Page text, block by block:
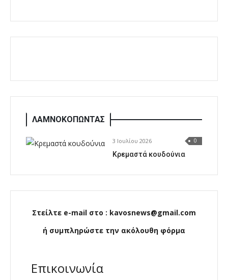
ΛΑΜΝΟΚΟΠΩΝΤΑΣ
3 Ιουλίου 2026 0
Κρεμαστά κουδούνια
Στείλτε e-mail στο : kavosnews@gmail.com
ή συμπληρώστε την ακόλουθη φόρμα
Επικοινωνία